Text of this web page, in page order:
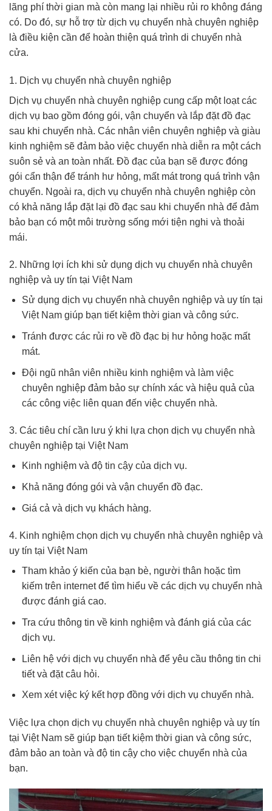
lãng phí thời gian mà còn mang lại nhiều rủi ro không đáng
có. Do đó, sự hỗ trợ từ dịch vụ chuyển nhà chuyên nghiệp
là điều kiện cần để hoàn thiện quá trình di chuyển nhà
cửa.
1. Dịch vụ chuyển nhà chuyên nghiệp
Dịch vụ chuyển nhà chuyên nghiệp cung cấp một loạt các
dịch vụ bao gồm đóng gói, vận chuyển và lắp đặt đồ đạc
sau khi chuyển nhà. Các nhân viên chuyên nghiệp và giàu
kinh nghiệm sẽ đảm bảo việc chuyển nhà diễn ra một cách
suôn sẻ và an toàn nhất. Đồ đạc của bạn sẽ được đóng
gói cẩn thận để tránh hư hỏng, mất mát trong quá trình vận
chuyển. Ngoài ra, dịch vụ chuyển nhà chuyên nghiệp còn
có khả năng lắp đặt lại đồ đạc sau khi chuyển nhà để đảm
bảo bạn có một môi trường sống mới tiện nghi và thoải
mái.
2. Những lợi ích khi sử dụng dịch vụ chuyển nhà chuyên
nghiệp và uy tín tại Việt Nam
Sử dụng dịch vụ chuyển nhà chuyên nghiệp và uy tín tại
Việt Nam giúp bạn tiết kiệm thời gian và công sức.
Tránh được các rủi ro về đồ đạc bị hư hỏng hoặc mất
mát.
Đội ngũ nhân viên nhiều kinh nghiệm và làm việc
chuyên nghiệp đảm bảo sự chính xác và hiệu quả của
các công việc liên quan đến việc chuyển nhà.
3. Các tiêu chí cần lưu ý khi lựa chọn dịch vụ chuyển nhà
chuyên nghiệp tại Việt Nam
Kinh nghiệm và độ tin cậy của dịch vụ.
Khả năng đóng gói và vận chuyển đồ đạc.
Giá cả và dịch vụ khách hàng.
4. Kinh nghiệm chọn dịch vụ chuyển nhà chuyên nghiệp và
uy tín tại Việt Nam
Tham khảo ý kiến của bạn bè, người thân hoặc tìm
kiếm trên internet để tìm hiểu về các dịch vụ chuyển nhà
được đánh giá cao.
Tra cứu thông tin về kinh nghiệm và đánh giá của các
dịch vụ.
Liên hệ với dịch vụ chuyển nhà để yêu cầu thông tin chi
tiết và đặt câu hỏi.
Xem xét việc ký kết hợp đồng với dịch vụ chuyển nhà.
Việc lựa chọn dịch vụ chuyển nhà chuyên nghiệp và uy tín
tại Việt Nam sẽ giúp bạn tiết kiệm thời gian và công sức,
đảm bảo an toàn và độ tin cậy cho việc chuyển nhà của
bạn.